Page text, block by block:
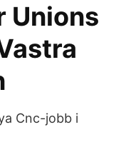
Unions
Cnc-jobb i